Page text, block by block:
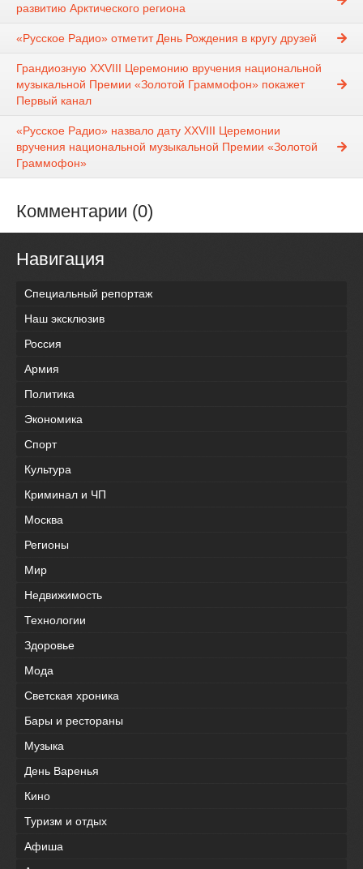
развитию Арктического региона
«Русское Радио» отметит День Рождения в кругу друзей
Грандиозную XXVIII Церемонию вручения национальной
музыкальной Премии «Золотой Граммофон» покажет
Первый канал
«Русское Радио» назвало дату XXVIII Церемонии
вручения национальной музыкальной Премии «Золотой
Граммофон»
Комментарии (0)
Навигация
Специальный репортаж
Наш эксклюзив
Россия
Армия
Политика
Экономика
Спорт
Культура
Криминал и ЧП
Москва
Регионы
Мир
Недвижимость
Технологии
Здоровье
Мода
Светская хроника
Бары и рестораны
Музыка
День Варенья
Кино
Туризм и отдых
Афиша